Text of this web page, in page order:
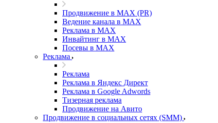
Продвижение в MAX (PR)
Ведение канала в MAX
Реклама в MAX
Инвайтинг в MAX
Посевы в MAX
Реклама
Реклама
Реклама в Яндекс Директ
Реклама в Google Adwords
Тизерная реклама
Продвижение на Авито
Продвижение в социальных сетях (SMM)